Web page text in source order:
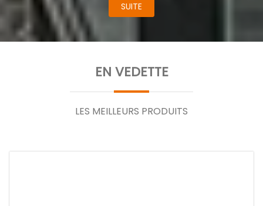
SUITE
EN VEDETTE
LES MEILLEURS PRODUITS